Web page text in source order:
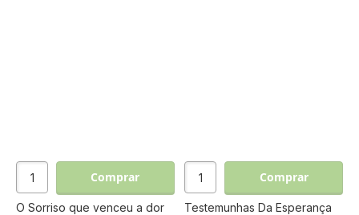
Comprar
O Sorriso que venceu a dor
Comprar
Testemunhas Da Esperança